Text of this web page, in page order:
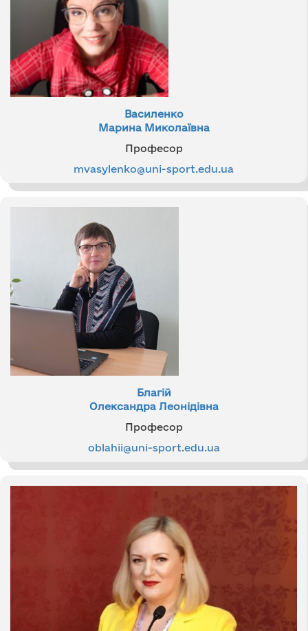
Василенко
Марина Миколаївна
Професор
mvasylenko@uni-sport.edu.ua
Благій
Олександра Леонідівна
Професор
oblahii@uni-sport.edu.ua